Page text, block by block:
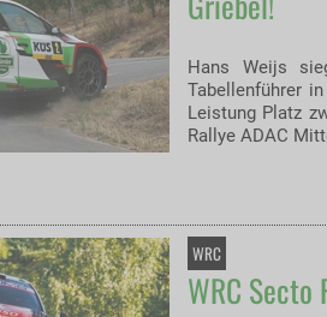
Hans Weijs
Tabellenführer
Leistung Platz
Rallye ADAC
WRC
WRC